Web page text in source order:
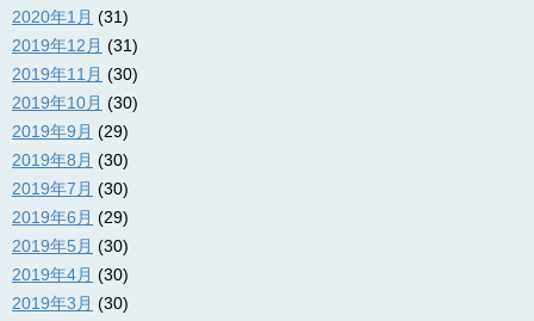
2020年1月 (31)
2019年12月 (31)
2019年11月 (30)
2019年10月 (30)
2019年9月 (29)
2019年8月 (30)
2019年7月 (30)
2019年6月 (29)
2019年5月 (30)
2019年4月 (30)
2019年3月 (30)